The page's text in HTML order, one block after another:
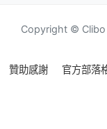
Copyright © Clibo
贊助感謝 官方部落